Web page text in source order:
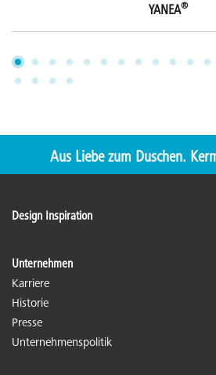
YANEA®
Aus Liebe zum Duschen.
Design Inspiration
Unternehmen
Karriere
Historie
Presse
Unternehmenspolitik